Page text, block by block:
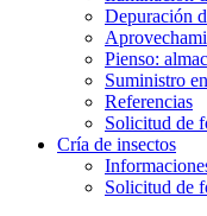
Depuración
Pienso:
Suministro
Referencias
Solicitud de
Cría de insectos
Solicitud de